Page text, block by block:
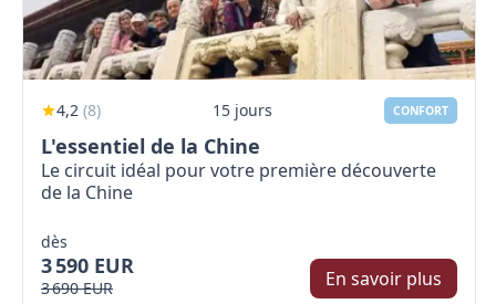
4,2 (8) 15 jours CONFORT
L'essentiel de la Chine
Le circuit idéal pour votre première découverte
de la Chine
dès
3 590 EUR
3 690 EUR En savoir plus